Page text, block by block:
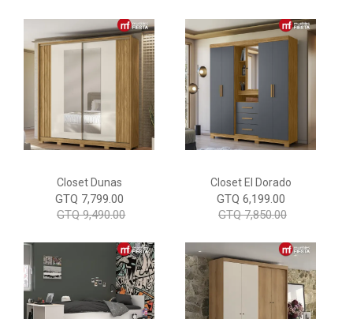
Closet Dunas
GTQ 7,799.00
GTQ 9,490.00
Closet El Dorado
GTQ 6,199.00
GTQ 7,850.00